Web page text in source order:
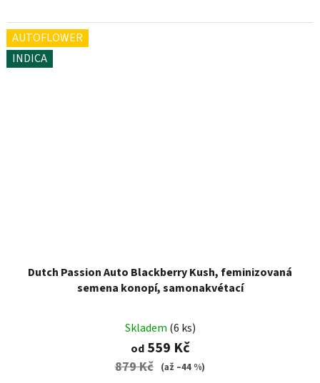
AUTOFLOWER
INDICA
Dutch Passion Auto Blackberry Kush, feminizovaná
semena konopí, samonakvétací
Skladem (6 ks)
od559 Kč
879 Kč (až –44 %)